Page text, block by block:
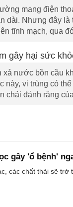
mang điện
dài. Nhưng đây là
tĩnh mạch, qua
xả nước bồn cầu
vi trùng có
chải đánh răng
gây 'ổ bệnh'
các chất thải sẽ trở